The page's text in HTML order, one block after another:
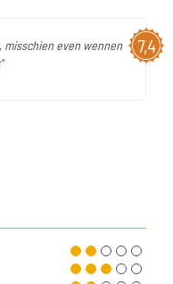
7,4
misschien even wennen